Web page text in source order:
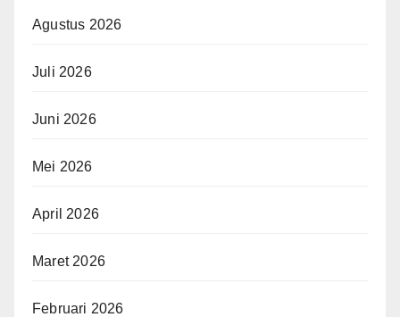
Agustus 2026
Juli 2026
Juni 2026
Mei 2026
April 2026
Maret 2026
Februari 2026